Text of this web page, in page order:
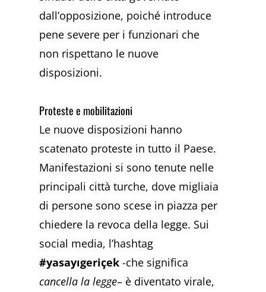
dall’opposizione, poiché introduce
pene severe per i funzionari che
non rispettano le nuove
disposizioni.
Proteste e mobilitazioni
Le nuove disposizioni hanno
scatenato proteste in tutto il Paese.
Manifestazioni si sono tenute nelle
principali città turche, dove migliaia
di persone sono scese in piazza per
chiedere la revoca della legge. Sui
social media, l’hashtag
#yasayıgeriçek -che significa
cancella la legge– è diventato virale,